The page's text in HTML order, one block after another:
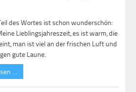
des Wortes ist schon wunderschön:
Lieblingsjahreszeit, es ist warm, die
man ist viel an der frischen Luft und
gute Laune.
…